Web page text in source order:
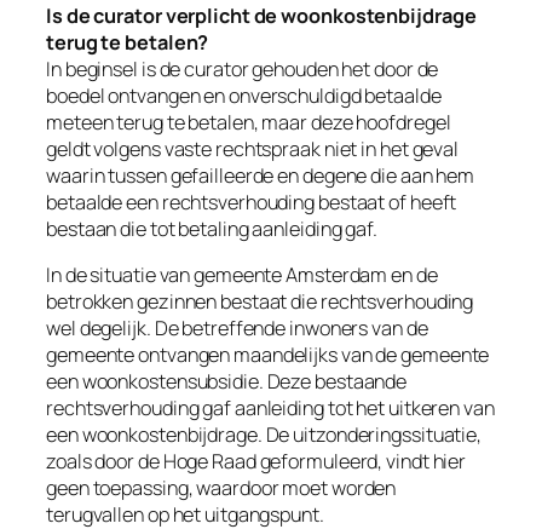
Is de curator verplicht de woonkostenbijdrage
terug te betalen?
In beginsel is de curator gehouden het door de
boedel ontvangen en onverschuldigd betaalde
meteen terug te betalen, maar deze hoofdregel
geldt volgens vaste rechtspraak niet in het geval
waarin tussen gefailleerde en degene die aan hem
betaalde een rechtsverhouding bestaat of heeft
bestaan die tot betaling aanleiding gaf.
In de situatie van gemeente Amsterdam en de
betrokken gezinnen bestaat die rechtsverhouding
wel degelijk. De betreffende inwoners van de
gemeente ontvangen maandelijks van de gemeente
een woonkostensubsidie. Deze bestaande
rechtsverhouding gaf aanleiding tot het uitkeren van
een woonkostenbijdrage. De uitzonderingssituatie,
zoals door de Hoge Raad geformuleerd, vindt hier
geen toepassing, waardoor moet worden
terugvallen op het uitgangspunt.